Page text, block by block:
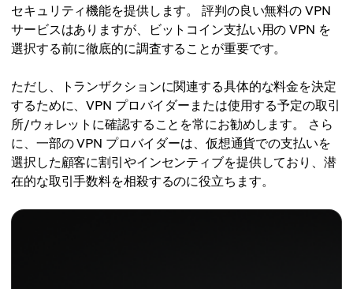
セキュリティ機能を提供します。 評判の良い無料の VPN
サービスはありますが、ビットコイン支払い用の VPN を
選択する前に徹底的に調査することが重要です。
ただし、トランザクションに関連する具体的な料金を決定
するために、VPN プロバイダーまたは使用する予定の取引
所/ウォレットに確認することを常にお勧めします。 さら
に、一部の VPN プロバイダーは、仮想通貨での支払いを
選択した顧客に割引やインセンティブを提供しており、潜
在的な取引手数料を相殺するのに役立ちます。